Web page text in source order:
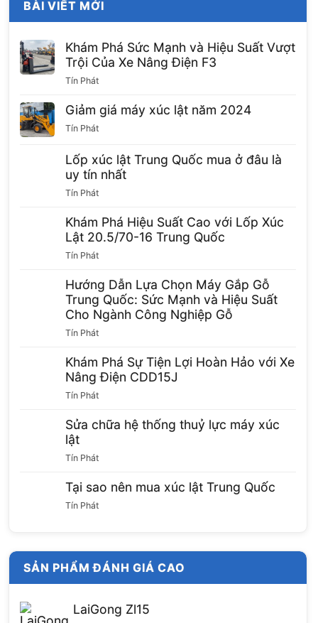
BÀI VIẾT MỚI
Khám Phá Sức Mạnh và Hiệu Suất Vượt
Trội Của Xe Nâng Điện F3
Tín Phát
Giảm giá máy xúc lật năm 2024
Tín Phát
Lốp xúc lật Trung Quốc mua ở đâu là
uy tín nhất
Tín Phát
Khám Phá Hiệu Suất Cao với Lốp Xúc
Lật 20.5/70-16 Trung Quốc
Tín Phát
Hướng Dẫn Lựa Chọn Máy Gắp Gỗ
Trung Quốc: Sức Mạnh và Hiệu Suất
Cho Ngành Công Nghiệp Gỗ
Tín Phát
Khám Phá Sự Tiện Lợi Hoàn Hảo với Xe
Nâng Điện CDD15J
Tín Phát
Sửa chữa hệ thống thuỷ lực máy xúc
lật
Tín Phát
Tại sao nên mua xúc lật Trung Quốc
Tín Phát
SẢN PHẨM ĐÁNH GIÁ CAO
LaiGong Zl15